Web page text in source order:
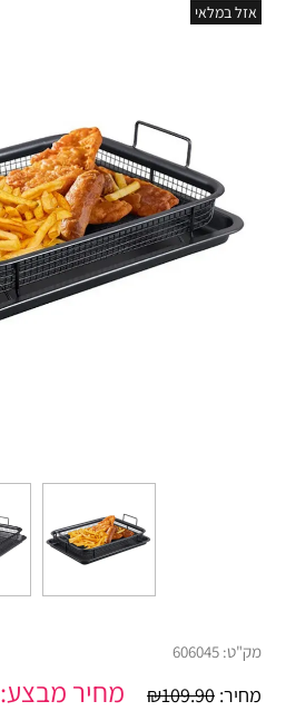
אזל במלאי
מק"ט: 606045
מחיר: ₪109.90 מחיר מבצע: